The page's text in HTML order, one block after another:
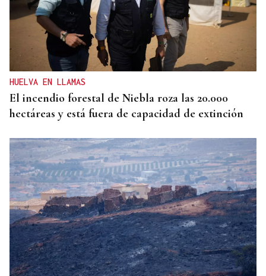
HELICOPTERO MEDICALIZADO
Un motorista en estado grave tras una colisión en
Velle
HUELVA EN LLAMAS
El incendio forestal de Niebla roza las 20.000
hectáreas y está fuera de capacidad de extinción